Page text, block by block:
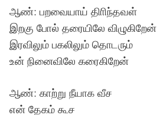
ஆண்: பறவையாய் திாிந்தவள்
இறகு போல் தரையிலே விழுகிறேன்
இரவிலும் பகலிலும் தொடரும்
உன் நினைவிலே கரைகிறேன்
ஆண்: காற்று நீயாக வீச
என் தேகம் கூச